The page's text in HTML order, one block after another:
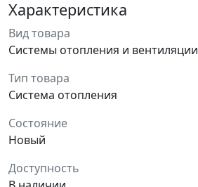
Характеристика
Вид товара
Системы отопления и вентиляции
Тип товара
Система отопления
Состояние
Новый
Доступность